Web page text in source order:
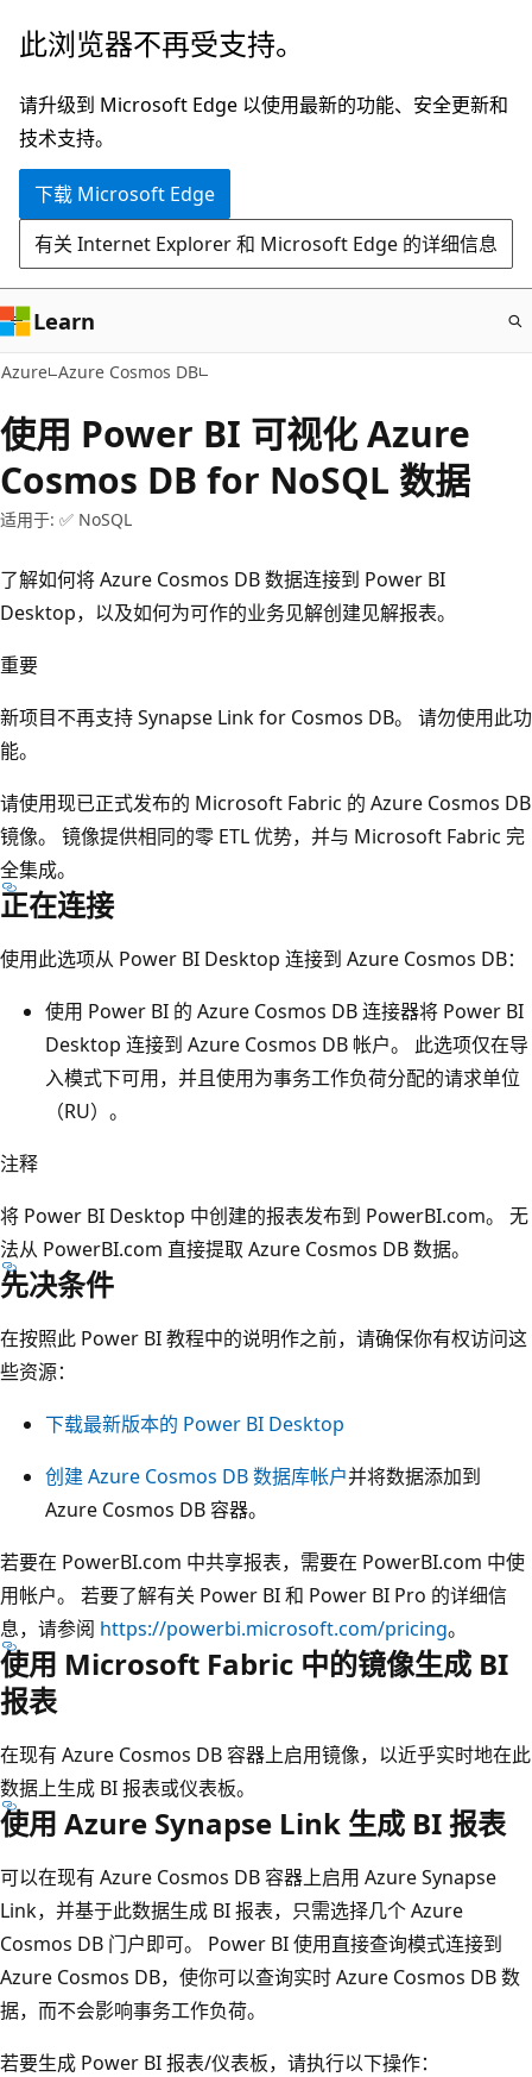
跳
主
要
内
此浏览器不再受支持。
请升级到 Microsoft Edge 以使用最新的功能、安全更新和
技术支持。
下载 Microsoft Edge
有关 Internet Explorer 和 Microsoft Edge 的详细信息
Learn
Azure Azure Cosmos DB
使用 Power BI 可视化 Azure
Cosmos DB for NoSQL 数据
适用于: ✅ NoSQL
了解如何将 Azure Cosmos DB 数据连接到 Power BI
Desktop，以及如何为可作的业务见解创建见解报表。
重要
新项目不再支持 Synapse Link for Cosmos DB。 请勿使用此功
能。
请使用现已正式发布的 Microsoft Fabric 的 Azure Cosmos DB
镜像。 镜像提供相同的零 ETL 优势，并与 Microsoft Fabric 完
全集成。
正在连接
使用此选项从 Power BI Desktop 连接到 Azure Cosmos DB：
使用 Power BI 的 Azure Cosmos DB 连接器将 Power BI
Desktop 连接到 Azure Cosmos DB 帐户。 此选项仅在导
入模式下可用，并且使用为事务工作负荷分配的请求单位
（RU）。
注释
将 Power BI Desktop 中创建的报表发布到 PowerBI.com。 无
法从 PowerBI.com 直接提取 Azure Cosmos DB 数据。
先决条件
在按照此 Power BI 教程中的说明作之前，请确保你有权访问这
些资源：
下载最新版本的 Power BI Desktop
创建 Azure Cosmos DB 数据库帐户并将数据添加到
Azure Cosmos DB 容器。
若要在 PowerBI.com 中共享报表，需要在 PowerBI.com 中使
用帐户。 若要了解有关 Power BI 和 Power BI Pro 的详细信
息，请参阅 https://powerbi.microsoft.com/pricing。
使用 Microsoft Fabric 中的镜像生成 BI
报表
在现有 Azure Cosmos DB 容器上启用镜像，以近乎实时地在此
数据上生成 BI 报表或仪表板。
使用 Azure Synapse Link 生成 BI 报表
可以在现有 Azure Cosmos DB 容器上启用 Azure Synapse
Link，并基于此数据生成 BI 报表，只需选择几个 Azure
Cosmos DB 门户即可。 Power BI 使用直接查询模式连接到
Azure Cosmos DB，使你可以查询实时 Azure Cosmos DB 数
据，而不会影响事务工作负荷。
若要生成 Power BI 报表/仪表板，请执行以下操作：